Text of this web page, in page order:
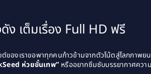
เต็มเรื่อง Full HD ฟรี
องเราขอพาทุกคนก้าวข้ามจากตัวโน้ตสู่โลกภาพย
ห่วยขั้นเทพ” หรืออยากซึมซับบรรยากาศคว